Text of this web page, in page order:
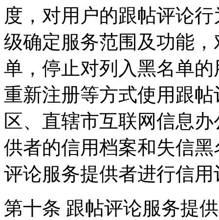
度，对用户的跟帖评论
级确定服务范围及功能
单，停止对列入黑名单
重新注册等方式使用跟
区、直辖市互联网信息
供者的信用档案和失信
评论服务提供者进行信用
第十条 跟帖评论服务提